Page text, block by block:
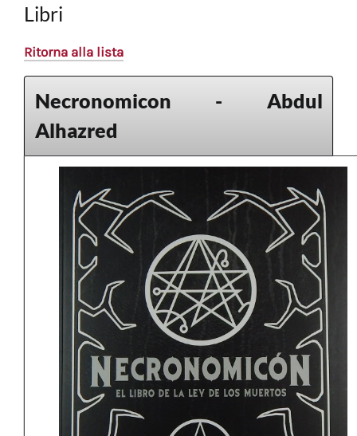
Libri
Ritorna alla lista
Necronomicon - Abdul
Alhazred